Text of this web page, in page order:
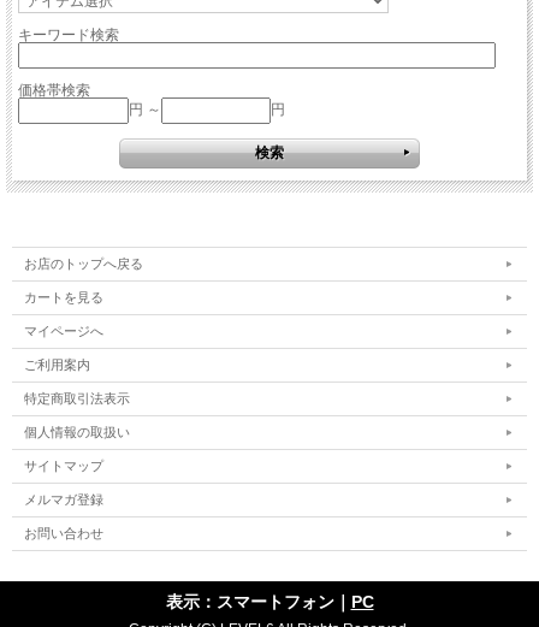
キーワード検索
価格帯検索
円 ～
円
お店のトップへ戻る
カートを見る
マイページへ
ご利用案内
特定商取引法表示
個人情報の取扱い
サイトマップ
メルマガ登録
お問い合わせ
表示：スマートフォン｜ PC